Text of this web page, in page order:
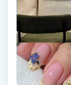
Singelfransar
Sjukgymnastik
Skalpmassage